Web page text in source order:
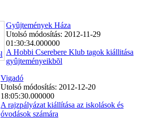
Gyûjtemények Háza
Utolsó módosítás: 2012-11-29
01:30:34.000000
A Hobbi Cserebere Klub tagok kiállitása
gyûjteményeikbõl
Vigadó
Utolsó módosítás: 2012-12-20
18:05:30.000000
A rajzpályázat kiállítása az iskolások és
óvodások számára